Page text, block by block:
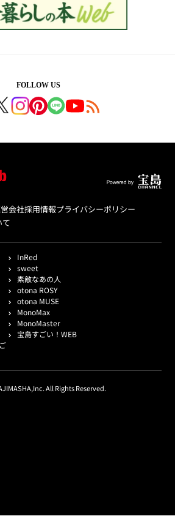
FOLLOW US
会社採用情報プライバシーポリシー
て
InRed
sweet
素敵なあの人
otona ROSY
otona MUSE
MonoMax
MonoMaster
宝島すごい！WEB
All Rights Reserved.